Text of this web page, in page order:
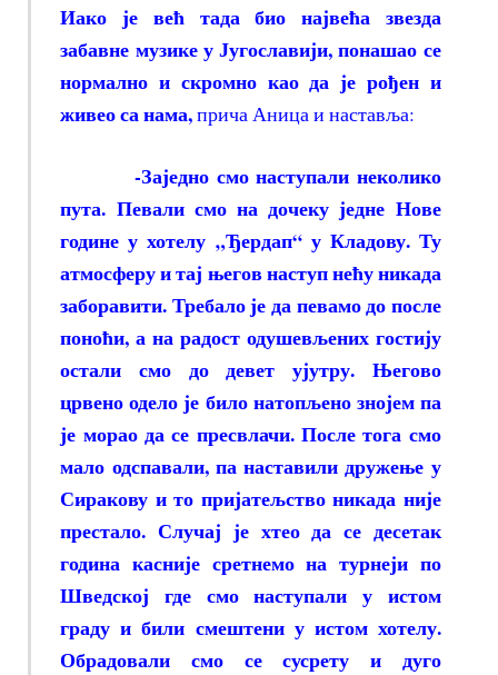
Иако је већ тада био највећа звезда
забавне музике у Југославији, понашао се
нормално и скромно као да је рођен и
живео са нама,прича Аница и наставља:
-Заједно смо наступали неколико
пута. Певали смо на дочеку једне Нове
године у хотелу „Ђердап“ у Кладову. Ту
атмосферу и тај његов наступ нећу никада
заборавити. Требало је да певамо до после
поноћи, а на радост одушевљених гостију
остали смо до девет ујутру. Његово
црвено одело је било натопљено знојем па
је морао да се пресвлачи. После тога смо
мало одспавали, па наставили дружење у
Сиракову и то пријатељство никада није
престало. Случај је хтео да се десетак
година касније сретнемо на турнеји по
Шведској где смо наступали у истом
граду и били смештени у истом хотелу.
Обрадовали смо се сусрету и дуго